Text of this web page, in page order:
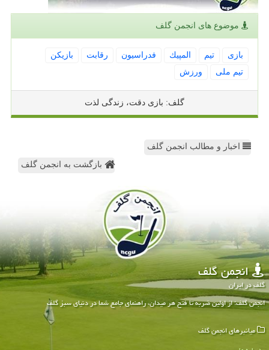
موضوع های انجمن گلف
بازی تیم المپیك فدراسیون رقابت
بازیكن
تیم ملی
ورزش
گلف: بازی دقت، زندگی لذت
اخبار و مطالب انجمن گلف
بازگشت به انجمن گلف
انجمن گلف
گلف در ایران
انجمن گلف: از اولین ضربه تا فتح هر میدان، راهنمای جامع شما در دنیای سبز گلف
میانبرهای انجمن گلف